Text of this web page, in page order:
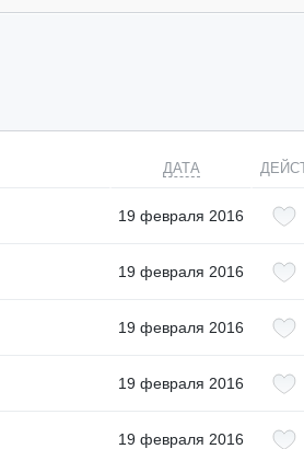
ДАТА
19 февраля 2016
19 февраля 2016
19 февраля 2016
19 февраля 2016
19 февраля 2016